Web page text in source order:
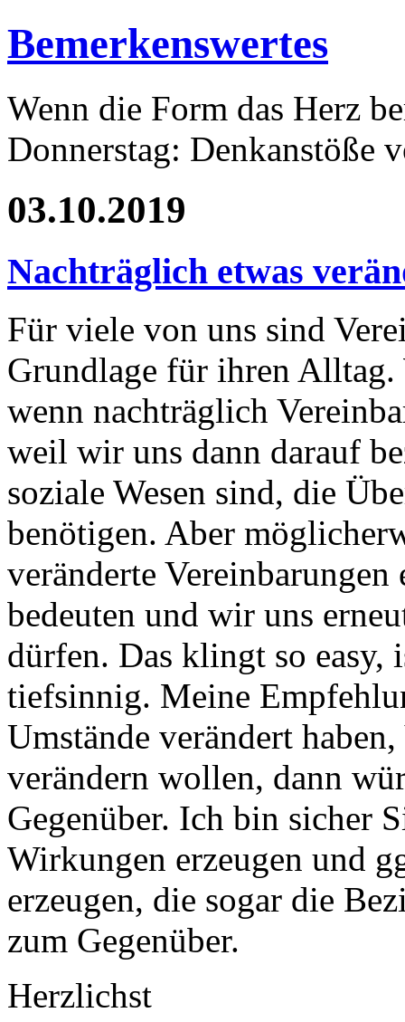
Bemerkenswertes
Wenn die Form das Herz
Donnerstag: Denkanstöße
03.10.2019
Nachträglich etwas
Für viele von uns sind
Grundlage für ihren Alltag.
wenn nachträglich
weil wir uns dann darauf
soziale Wesen sind, die
benötigen. Aber
veränderte
bedeuten und wir uns
dürfen. Das klingt so easy,
tiefsinnig. Meine
Umstände verändert
verändern wollen, dann
Gegenüber. Ich bin sicher
Wirkungen erzeugen und
erzeugen, die sogar die
zum Gegenüber.
Herzlichst